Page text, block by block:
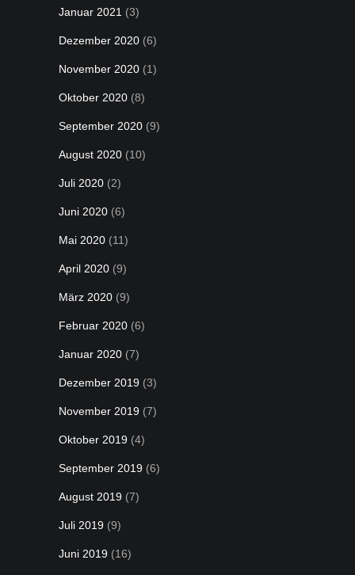
Januar 2021 (3)
Dezember 2020 (6)
November 2020 (1)
Oktober 2020 (8)
September 2020 (9)
August 2020 (10)
Juli 2020 (2)
Juni 2020 (6)
Mai 2020 (11)
April 2020 (9)
März 2020 (9)
Februar 2020 (6)
Januar 2020 (7)
Dezember 2019 (3)
November 2019 (7)
Oktober 2019 (4)
September 2019 (6)
August 2019 (7)
Juli 2019 (9)
Juni 2019 (16)